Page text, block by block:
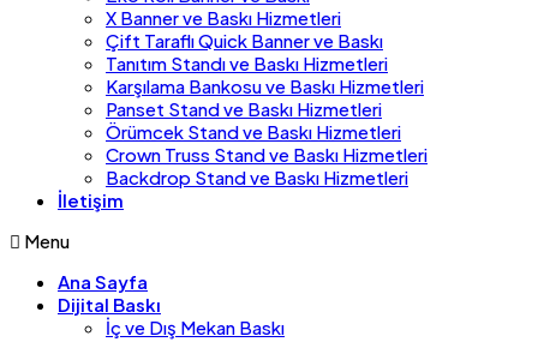
X Banner ve Baskı Hizmetleri
Çift Taraflı Quick Banner ve Baskı
Tanıtım Standı ve Baskı Hizmetleri
Karşılama Bankosu ve Baskı Hizmetleri
Panset Stand ve Baskı Hizmetleri
Örümcek Stand ve Baskı Hizmetleri
Crown Truss Stand ve Baskı Hizmetleri
Backdrop Stand ve Baskı Hizmetleri
İletişim
Menu
Ana Sayfa
Dijital Baskı
İç ve Dış Mekan Baskı